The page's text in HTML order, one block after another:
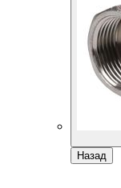
Назад